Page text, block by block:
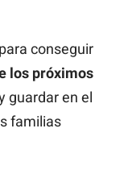
conseguir
los próximos
guardar en el
familias